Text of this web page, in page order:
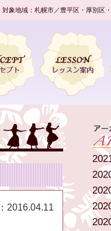
象地域：札幌市／豊平区・厚別区
2016.04.11